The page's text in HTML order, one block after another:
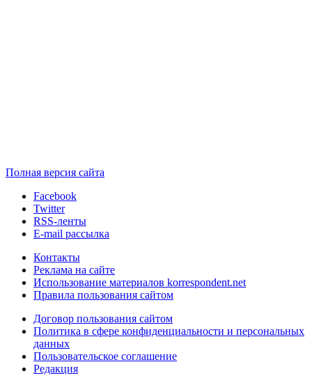
Полная версия сайта
Facebook
Twitter
RSS-ленты
E-mail рассылка
Контакты
Реклама на сайте
Использование материалов korrespondent.net
Правила пользования сайтом
Договор пользования сайтом
Политика в сфере конфиденциальности и персональных
данных
Пользовательское соглашение
Редакция